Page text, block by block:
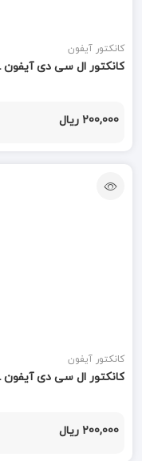
کانکتور آیفون
کانکتور ال سی دی آیفون CONNECTOR LCD IPHONE 6S ORIGINAL
200,000 ریال
کانکتور آیفون
کانکتور ال سی دی آیفون CONNECTOR LCD IPHONE 6G ORIGINAL
200,000 ریال